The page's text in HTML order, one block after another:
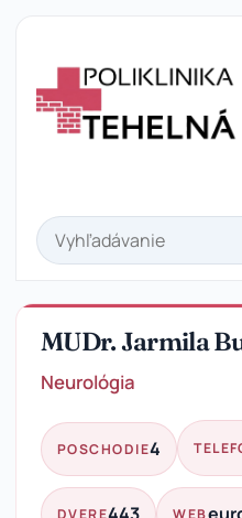
MUDr. Jarmila
Neurológia
POSCHODIE4
DVERE WEB